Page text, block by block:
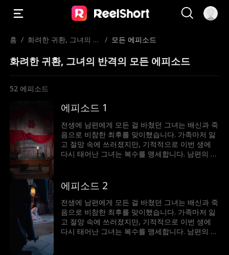
홈 / 화려한 귀환, 그녀의 반
/ 모든 에피소드
화려한 귀환, 그녀의 반격의 모든 에피소드
52 에피소드
에피소드 1
전생에 남편에게 모든 걸 바쳤던 그녀는 배신과 죽
음으로 비참한 최후를 맞이했습니다. 가족마저 잃
고 절망 속에 쓰러졌지만, 기적적으로 이번 생에
다시 태어난 그녀는 복수를 맹세합니다. 남편의 정
수극을 지켜보세요.
에피소드 2
전생에 남편에게 모든 걸 바쳤던 그녀는 배신과 죽
음으로 비참한 최후를 맞이했습니다. 가족마저 잃
고 절망 속에 쓰러졌지만, 기적적으로 이번 생에
다시 태어난 그녀는 복수를 맹세합니다. 남편의 정